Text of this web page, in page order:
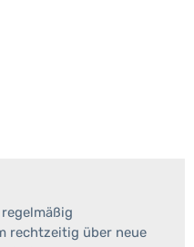
rechtzeitig über neue